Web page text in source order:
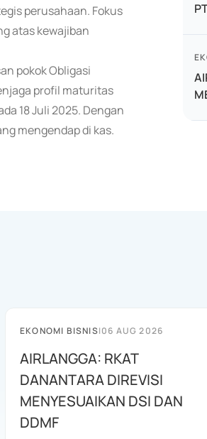
perusahaan. Fokus
atas kewajiban
pokok Obligasi
profil maturitas
18 Juli 2025. Dengan
mengendap di kas.
EKONOMI BISNIS|06 AUG 2026
AIRLANGGA: RKAT
DANANTARA DIREVISI
MENYESUAIKAN DSI DAN
DDMF